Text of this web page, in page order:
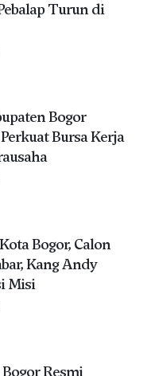
Turun di
Bogor
Bursa Kerja
Bogor, Calon
Kang Andy
Misi
Resmi